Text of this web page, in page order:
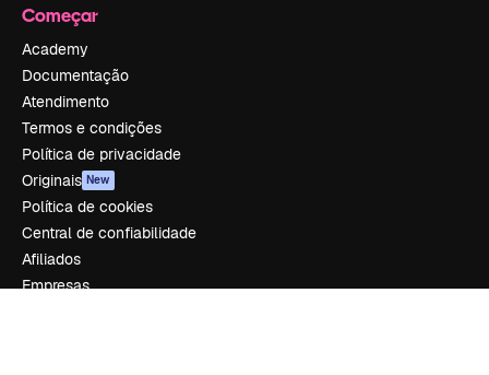
Começar
Academy
Documentação
Atendimento
Termos e condições
Política de privacidade
Originais New
Política de cookies
Central de confiabilidade
Afiliados
Empresas